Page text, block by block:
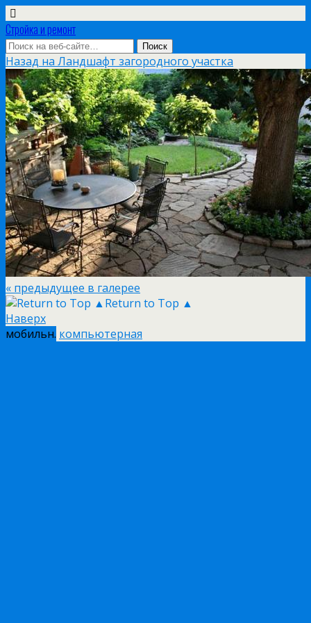
Стройка и ремонт
Назад на Ландшафт загородного участка
« предыдущее в галерее
Return to Top ▲
Наверх
мобильн. компьютерная